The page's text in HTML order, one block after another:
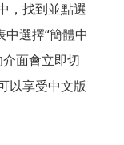
，找到並點選
中選擇“簡體中
面會立即切
以享受中文版